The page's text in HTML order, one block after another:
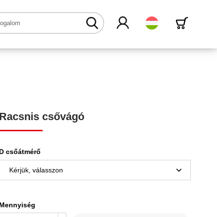
Magyar
Racsnis csővágó
D csőátmérő
Mennyiség